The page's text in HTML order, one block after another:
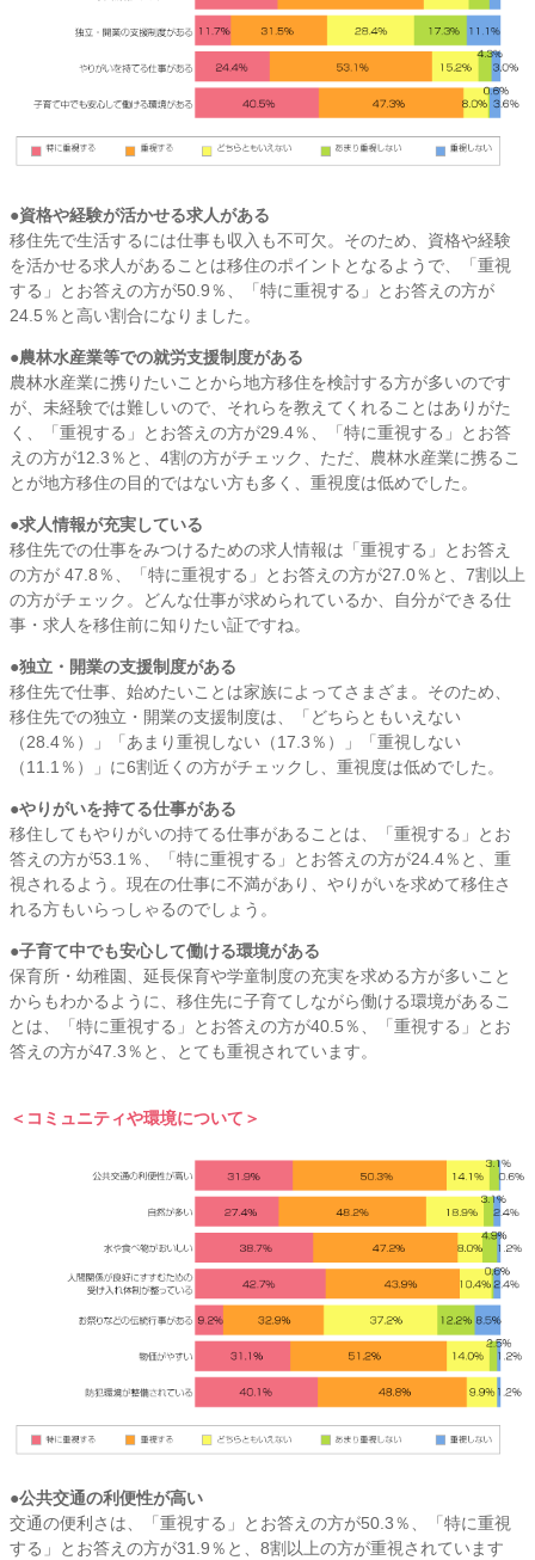
●資格や経験が活かせる求人がある
移住先で生活するには仕事も収入も不可欠。そのため、資格や経験
を活かせる求人があることは移住のポイントとなるようで、「重視
する」とお答えの方が50.9％、「特に重視する」とお答えの方が
24.5％と高い割合になりました。
●農林水産業等での就労支援制度がある
農林水産業に携りたいことから地方移住を検討する方が多いのです
が、未経験では難しいので、それらを教えてくれることはありがた
く、「重視する」とお答えの方が29.4％、「特に重視する」とお答
えの方が12.3％と、4割の方がチェック、ただ、農林水産業に携るこ
とが地方移住の目的ではない方も多く、重視度は低めでした。
●求人情報が充実している
移住先での仕事をみつけるための求人情報は「重視する」とお答え
の方が 47.8％、「特に重視する」とお答えの方が27.0％と、7割以上
の方がチェック。どんな仕事が求められているか、自分ができる仕
事・求人を移住前に知りたい証ですね。
●独立・開業の支援制度がある
移住先で仕事、始めたいことは家族によってさまざま。そのため、
移住先での独立・開業の支援制度は、「どちらともいえない
（28.4％）」「あまり重視しない（17.3％）」「重視しない
（11.1％）」に6割近くの方がチェックし、重視度は低めでした。
●やりがいを持てる仕事がある
移住してもやりがいの持てる仕事があることは、「重視する」とお
答えの方が53.1％、「特に重視する」とお答えの方が24.4％と、重
視されるよう。現在の仕事に不満があり、やりがいを求めて移住さ
れる方もいらっしゃるのでしょう。
●子育て中でも安心して働ける環境がある
保育所・幼稚園、延長保育や学童制度の充実を求める方が多いこと
からもわかるように、移住先に子育てしながら働ける環境があるこ
とは、「特に重視する」とお答えの方が40.5％、「重視する」とお
答えの方が47.3％と、とても重視されています。
＜コミュニティや環境について＞
●公共交通の利便性が高い
交通の便利さは、「重視する」とお答えの方が50.3％、「特に重視
する」とお答えの方が31.9％と、8割以上の方が重視されています
click to expand contents